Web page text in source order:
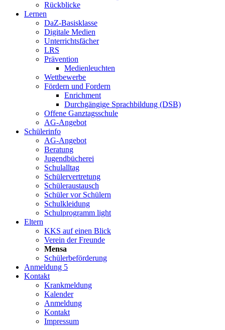
Rückblicke
Lernen
DaZ-Basisklasse
Digitale Medien
Unterrichtsfächer
LRS
Prävention
Medienleuchten
Wettbewerbe
Fördern und Fordern
Enrichment
Durchgängige Sprachbildung (DSB)
Offene Ganztagsschule
AG-Angebot
Schülerinfo
AG-Angebot
Beratung
Jugendbücherei
Schulalltag
Schülervertretung
Schüleraustausch
Schüler vor Schülern
Schulkleidung
Schulprogramm light
Eltern
KKS auf einen Blick
Verein der Freunde
Mensa
Schülerbeförderung
Anmeldung 5
Kontakt
Krankmeldung
Kalender
Anmeldung
Kontakt
Impressum